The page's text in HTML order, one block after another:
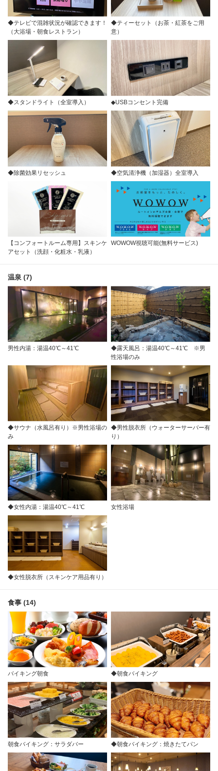
◆テレビで混雑状況が確認できます！
（大浴場・朝食レストラン）
◆ティーセット（お茶・紅茶をご用
意）
◆スタンドライト（全室導入） ◆USBコンセント完備
◆除菌効果リセッシュ ◆空気清浄機（加湿器）全室導入
【コンフォートルーム専用】スキンケ
アセット（洗顔・化粧水・乳液）
WOWOW視聴可能(無料サービス)
温泉 (7)
男性内湯：湯温40℃～41℃
◆露天風呂：湯温40℃～41℃ ※男
性浴場のみ
◆サウナ（水風呂有り）※男性浴場の
み
◆男性脱衣所（ウォーターサーバー有
り）
◆女性内湯：湯温40℃～41℃ 女性浴場
◆女性脱衣所（スキンケア用品有り）
食事 (14)
バイキング朝食 ◆朝食バイキング
朝食バイキング：サラダバー ◆朝食バイキング：焼きたてパン